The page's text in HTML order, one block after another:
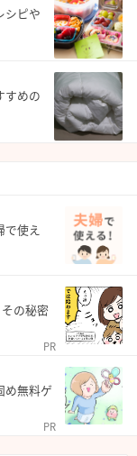
シピや
すめの
使え
の秘密
PR
め無料ゲ
PR